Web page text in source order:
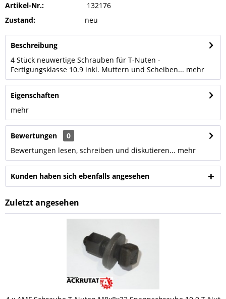
Artikel-Nr.:
132176
Zustand:
neu
Beschreibung
4 Stück neuwertige Schrauben für T-Nuten -
Fertigungsklasse 10.9 inkl. Muttern und Scheiben... mehr
Eigenschaften
mehr
Bewertungen
0
Bewertungen lesen, schreiben und diskutieren... mehr
Kunden haben sich ebenfalls angesehen
Zuletzt angesehen